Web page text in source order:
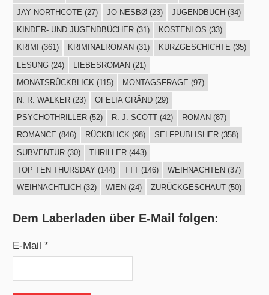
JAY NORTHCOTE (27) JO NESBØ(23) JUGENDBUCH (34)
KINDER- UND JUGENDBÜCHER(31) KOSTENLOS (33)
KRIMI
(361) KRIMINALROMAN (31) KURZGESCHICHTE (35)
LESUNG(24) LIEBESROMAN(21)
MONATSRÜCKBLICK (115) MONTAGSFRAGE (97)
N. R. WALKER(23) OFELIA GRÄND(29)
PSYCHOTHRILLER(52) R. J. SCOTT(42) ROMAN (87)
ROMANCE (846) RÜCKBLICK(98) SELFPUBLISHER(358)
SUBVENTUR(30) THRILLER(443)
TOP TEN THURSDAY (144) TTT(146) WEIHNACHTEN(37)
WEIHNACHTLICH (32) WIEN (24) ZURÜCKGESCHAUT(50)
Dem Laberladen über E-Mail folgen:
E-Mail *